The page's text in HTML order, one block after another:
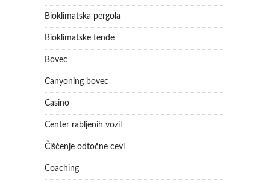
Bioklimatska pergola
Bioklimatske tende
Bovec
Canyoning bovec
Casino
Center rabljenih vozil
Čiščenje odtočne cevi
Coaching